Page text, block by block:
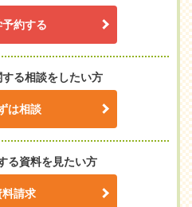
予約する
る相談をしたい方
は相談
る資料を見たい方
料請求